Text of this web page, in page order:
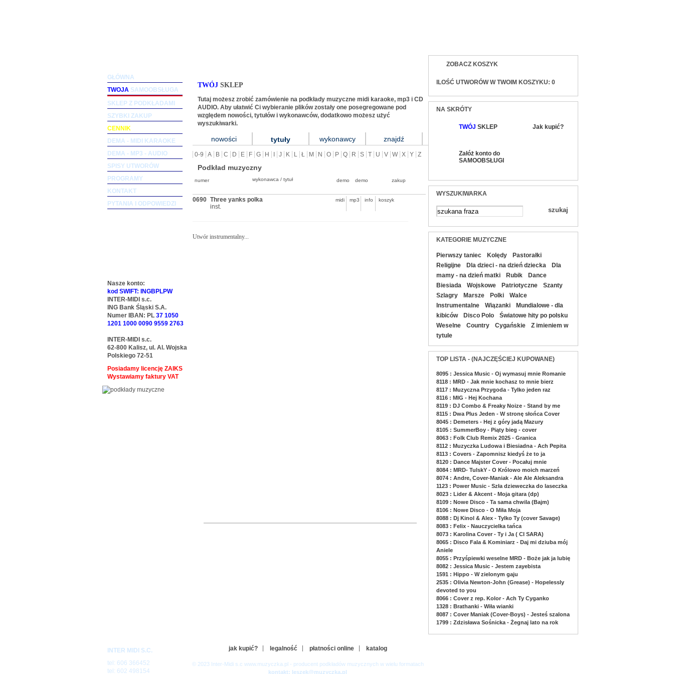
TWÓJ SKLEP
Tutaj możesz zrobić zamówienie na podkłady muzyczne midi karaoke, mp3 i CD
AUDIO. Aby ułatwić Ci wybieranie plików zostały one posegregowane pod
względem nowości, tytułów i wykonawców, dodatkowo możesz użyć
wyszukiwarki.
nowości tytuły wykonawcy znajdź
0-9 A B C D E F G H J K L Ł M N O P Q R S T U V W X Y Z
Podkład muzyczny
numer wykonawca / tytuł demo demo zakup
0690 Three yanks polka
inst.
midi mp3 info koszyk
Utwór instrumentalny...
ZOBACZ KOSZYK
ILOŚĆ UTWORÓW W TWOIM KOSZYKU: 0
NA SKRÓTY
TWÓJ SKLEP Jak kupić?
Załóż konto do
SAMOOBSŁUGI
WYSZUKIWARKA
KATEGORIE MUZYCZNE
Pierwszy taniec Kolędy
Pastorałki
Religijne
Dla dzieci - na dzień dziecka
Dla
mamy - na dzień matki
Rubik
Dance
Biesiada
Wojskowe Patriotyczne
Szanty
Szlagry
Marsze Polki
Walce
Instrumentalne
Wiązanki
Mundialowe - dla
kibiców
Disco Polo
Światowe hity po polsku
Weselne
Country Cygańskie
Z imieniem w
tytule
TOP LISTA - (NAJCZĘŚCIEJ KUPOWANE)
8095 : Jessica Music - Oj wymasuj mnie Romanie
8118 : MRD - Jak mnie kochasz to mnie bierz
8117 : Muzyczna Przygoda - Tylko jeden raz
8116 : MIG - Hej Kochana
8119 : DJ Combo & Freaky Noize - Stand by me
8115 : Dwa Plus Jeden - W stronę słońca Cover
8045 : Demeters - Hej z góry jadą Mazury
8105 : SummerBoy - Piąty bieg - cover
8063 : Folk Club Remix 2025 - Granica
8112 : Muzyczka Ludowa i Biesiadna - Ach Pepita
8113 : Covers - Zapomnisz kiedyś że to ja
8120 : Dance Majster Cover - Pocałuj mnie
8084 : MRD- TulskY - O Królowo moich marzeń
8074 : Andre, Cover-Maniak - Ale Ale Aleksandra
1123 : Power Music - Szła dzieweczka do laseczka
8023 : Lider & Akcent - Moja gitara (dp)
8109 : Nowe Disco - Ta sama chwila (Bajm)
8106 : Nowe Disco - O Miła Moja
8088 : Dj Kinol & Alex - Tylko Ty (cover Savage)
8083 : Felix - Nauczycielka tańca
8073 : Karolina Cover - Ty i Ja ( CI SARA)
8065 : Disco Fala & Kominiarz - Daj mi dziuba mój
Aniele
8055 : Przyśpiewki weselne MRD - Boże jak ja lubię
8082 : Jessica Music - Jestem zayebista
1591 : Hippo - W zielonym gaju
2535 : Olivia Newton-John (Grease) - Hopelessly
devoted to you
8066 : Cover z rep. Kolor - Ach Ty Cyganko
1328 : Brathanki - Wiła wianki
8087 : Cover Maniak (Cover-Boys) - Jesteś szalona
1799 : Zdzisława Sośnicka - Żegnaj lato na rok
GŁÓWNA
TWOJASAMOOBSŁUGA
SKLEP Z PODKŁADAMI
SZYBKI ZAKUP
CENNIK
DEMA - MIDI KARAOKE
DEMA - MP3 - AUDIO
SPISY UTWORÓW
PROGRAMY
KONTAKT
PYTANIA I ODPOWIEDZI
Nasze konto:
kod SWIFT: INGBPLPW
INTER-MIDI s.c.
ING Bank Śląski S.A.
Numer IBAN: PL37 1050
1201 1000 0090 9559 2763
INTER-MIDI s.c.
62-800 Kalisz, ul. Al. Wojska
Polskiego 72-51
Posiadamy licencję ZAIKS
Wystawiamy faktury VAT
INTER MIDI S.C.
tel: 606 366452
tel: 602 498154
jak kupić? legalność płatności online katalog
© 2023 Inter-Midi s.c www.muzyczka.pl - producent podkładów muzycznych w wielu formatach
kontakt: leszek@muzyczka.pl